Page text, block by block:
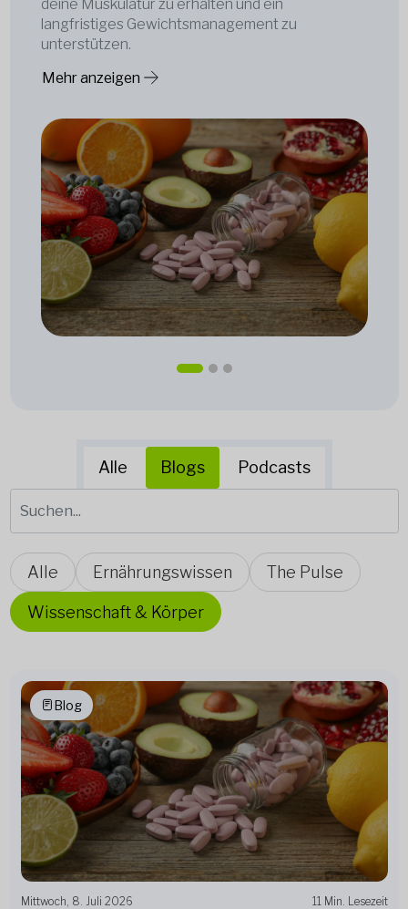
deine Muskulatur zu erhalten und ein
langfristiges Gewichtsmanagement zu
unterstützen.
Mehr anzeigen
Alle Blogs Podcasts
Alle Ernährungswissen The Pulse
Wissenschaft & Körper
Blog
Mittwoch, 8. Juli 2026 11 Min. Lesezeit